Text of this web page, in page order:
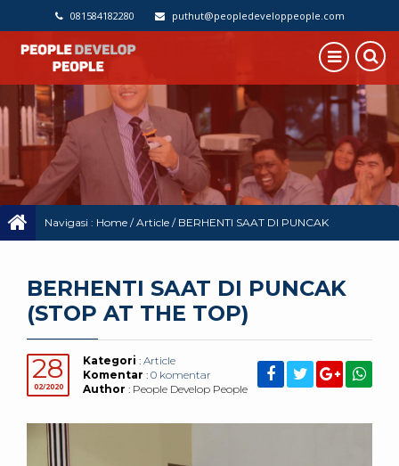
081584182280 puthut@peopledeveloppeople.com
Navigasi : Home /Article / BERHENTI SAAT DI PUNCAK
BERHENTI SAAT DI PUNCAK
(STOP AT THE TOP)
28
02/2020
Kategori : Article
Komentar : 0 komentar
Author : People Develop People